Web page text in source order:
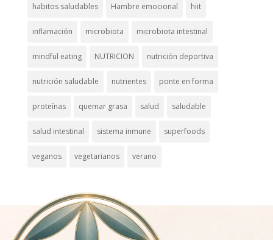
habitos saludables Hambre emocional hiit
inflamación microbiota microbiota intestinal
mindful eating NUTRICION nutrición deportiva
nutrición saludable nutrientes ponte en forma
proteínas quemar grasa salud saludable
salud intestinal sistema inmune superfoods
veganos vegetarianos verano